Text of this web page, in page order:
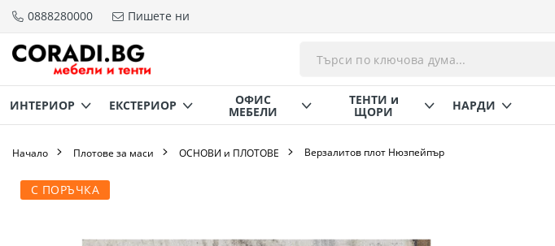
Прескачане
съдържанието
0888280000 Пишете ни
ИНТЕРИОР ЕКСТЕРИОР ОФИС
МЕБЕЛИ
ТЕНТИ и
ЩОРИ НАРДИ
Начало Плотове за маси ОСНОВИ и ПЛОТОВЕ Верзалитов плот Нюзпейпър
С ПОРЪЧКА
Преминете
към